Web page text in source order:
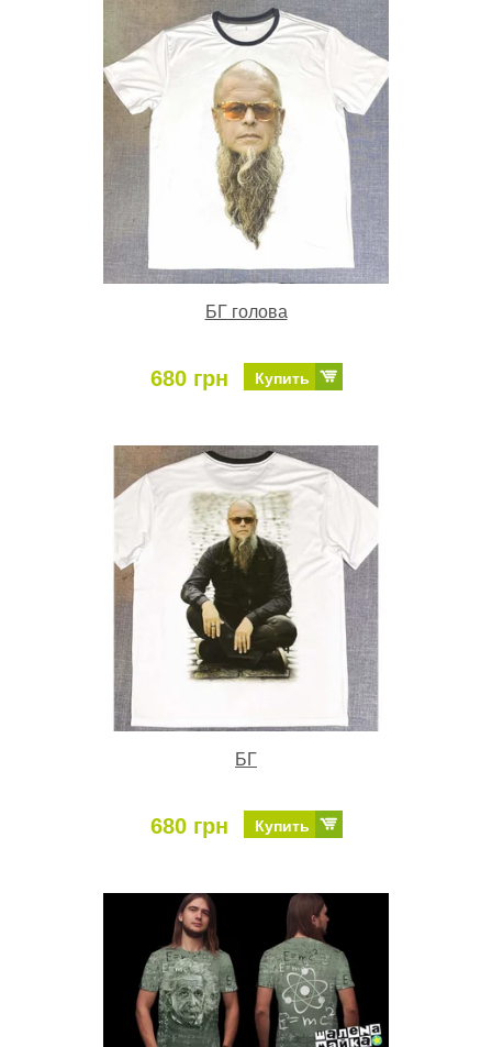
БГ голова
680 грн Купить
БГ
680 грн Купить